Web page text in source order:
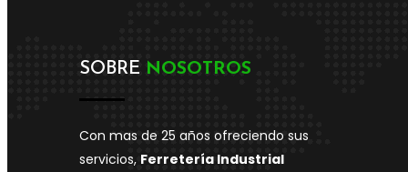
SOBRE NOSOTROS
Con mas de 25 años ofreciendo sus
servicios, Ferretería Industrial